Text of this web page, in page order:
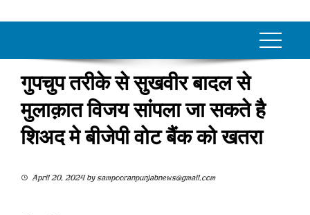
गुपचुप तरीके से सुखवीर बादल से
मुलाक़ात विजय सांपला जा सकते है
शिअद मे बीजेपी वोट बैंक को खतरा
April 20, 2024bysampooranpunjabnews@gmail.com